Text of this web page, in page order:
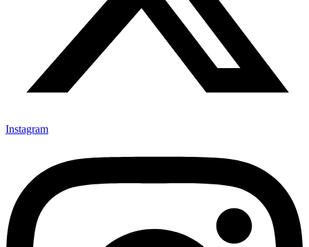
Instagram